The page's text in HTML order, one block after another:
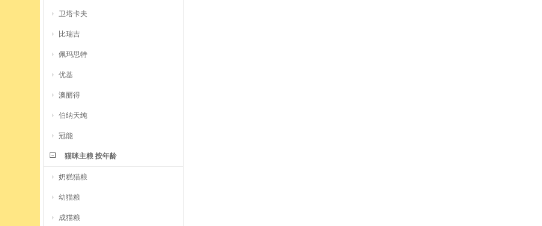
卫塔卡夫
比瑞吉
佩玛思特
优基
澳丽得
伯纳天纯
冠能
猫咪主粮 按年龄
奶糕猫粮
幼猫粮
成猫粮